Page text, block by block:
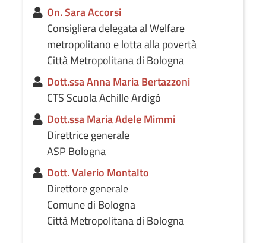
On. Sara Accorsi
Consigliera delegata al Welfare
metropolitano e lotta alla povertà
Città Metropolitana di Bologna
Dott.ssa Anna Maria Bertazzoni
CTS Scuola Achille Ardigò
Dott.ssa Maria Adele Mimmi
Direttrice generale
ASP Bologna
Dott. Valerio Montalto
Direttore generale
Comune di Bologna
Città Metropolitana di Bologna